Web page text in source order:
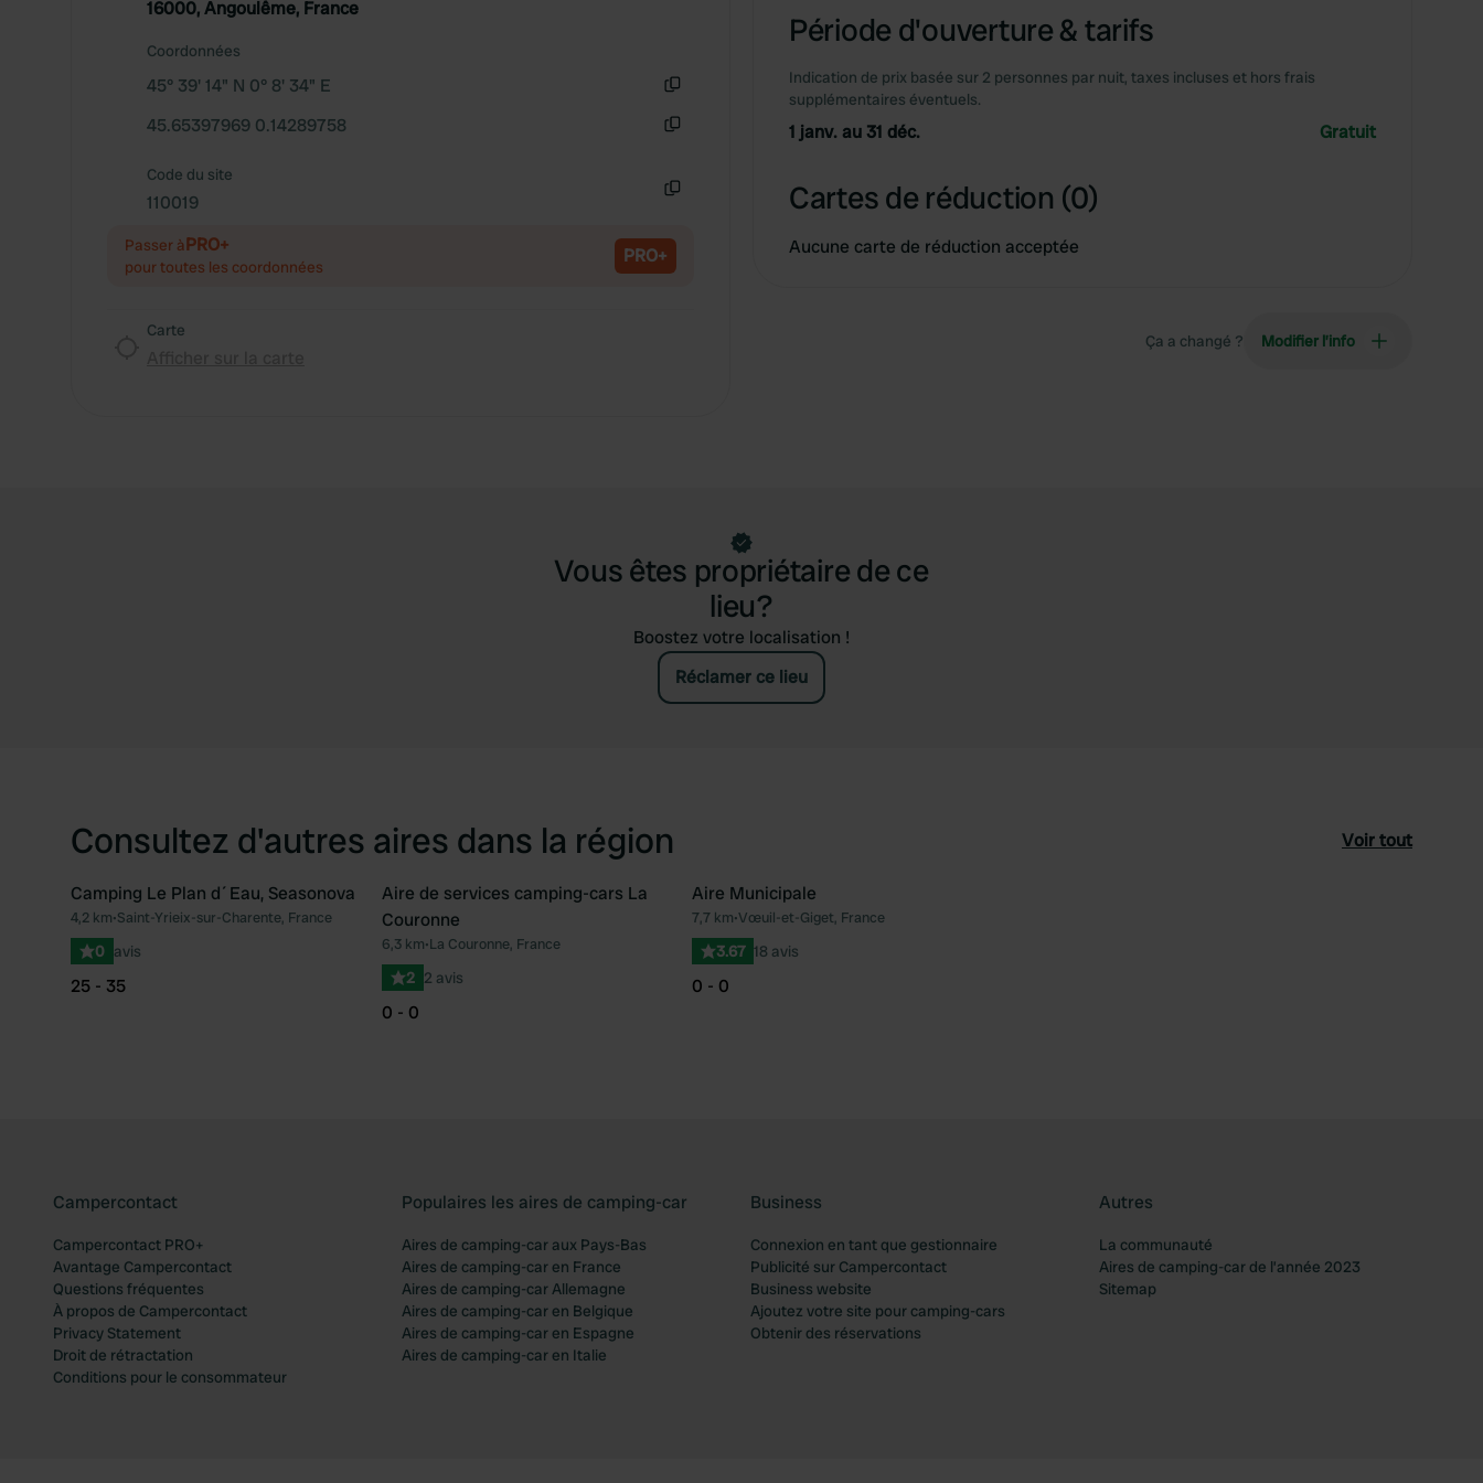
16000, Angoulême, France
Coordonnées
45° 39' 14" N 0° 8' 34" E
45.65397969 0.14289758
Code du site
110019
Passer àPRO+
pour toutes les coordonnées PRO+
Carte
Période d'ouverture & tarifs
Indication de prix basée sur 2 personnes par nuit, taxes incluses et hors frais
supplémentaires éventuels.
1 janv. au 31 déc. Gratuit
Cartes de réduction (0)
Aucune carte de réduction acceptée
Ça a changé ? Modifier l’info
Vous êtes propriétaire de ce
lieu?
Boostez votre localisation !
Réclamer ce lieu
Consultez d'autres aires dans la région Voir tout
Préféré
Camping Le Plan d´Eau, Seasonova
4,2 km•Saint-Yrieix-sur-Charente, France
0 avis
25 - 35
Préféré
Aire de services camping-cars La
Couronne
6,3 km•La Couronne, France
2 2 avis
0 - 0
Aire Municipale
7,7 km•Vœuil-et-Giget, France
3.67 18 avis
0 - 0
Campercontact
Campercontact PRO+
Avantage Campercontact
Questions fréquentes
À propos de Campercontact
Privacy Statement
Droit de rétractation
Conditions pour le consommateur
Populaires les aires de camping-car
Aires de camping-car aux Pays-Bas
Aires de camping-car en France
Aires de camping-car Allemagne
Aires de camping-car en Belgique
Aires de camping-car en Espagne
Aires de camping-car en Italie
Business
Connexion en tant que gestionnaire
Publicité sur Campercontact
Business website
Ajoutez votre site pour camping-cars
Obtenir des réservations
Autres
La communauté
Aires de camping-car de l’année 2023
Sitemap